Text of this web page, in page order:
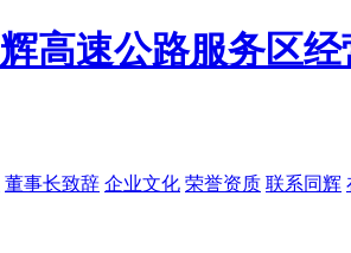
董事长致辞 企业文化 荣誉资质 联系同辉